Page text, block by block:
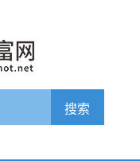
搜索